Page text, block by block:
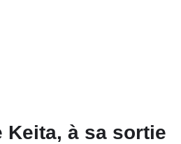
Keita, à sa sortie